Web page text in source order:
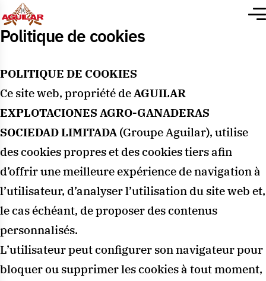
Politique de cookies
POLITIQUE DE COOKIES
Ce site web, propriété deAGUILAR
EXPLOTACIONES AGRO-GANADERAS
SOCIEDAD LIMITADA (Groupe Aguilar), utilise
des cookies propres et des cookies tiers afin
d’offrir une meilleure expérience de navigation à
l’utilisateur, d’analyser l’utilisation du site web et,
le cas échéant, de proposer des contenus
personnalisés.
L’utilisateur peut configurer son navigateur pour
bloquer ou supprimer les cookies à tout moment,